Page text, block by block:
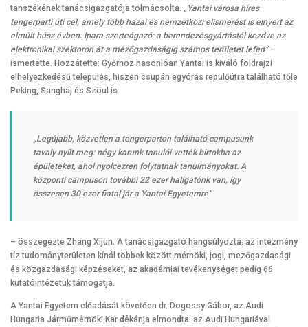
tanszékének tanácsigazgatója tolmácsolta. „Yantai városa híres
tengerparti úti cél, amely több hazai és nemzetközi elismerést is elnyert az
elmúlt húsz évben. Ipara szerteágazó: a berendezésgyártástól kezdve az
elektronikai szektoron át a mezőgazdaságig számos területet lefed”–
ismertette. Hozzátette: Győrhöz hasonlóan Yantai is kiváló földrajzi
elhelyezkedésű település, hiszen csupán egyórás repülőútra található tőle
Peking, Sanghaj és Szöul is.
„Legújabb, közvetlen a tengerparton található campusunk
tavaly nyílt meg: négy karunk tanulói vették birtokba az
épületeket, ahol nyolcezren folytatnak tanulmányokat. A
központi campuson további 22 ezer hallgatónk van, így
összesen 30 ezer fiatal jár a Yantai Egyetemre”
– összegezte Zhang Xijun. A tanácsigazgató hangsúlyozta: az intézmény
tíz tudományterületen kínál többek között mérnöki, jogi, mezőgazdasági
és közgazdasági képzéseket, az akadémiai tevékenységet pedig 66
kutatóintézetük támogatja.
A Yantai Egyetem előadását követően dr. Dogossy Gábor, az Audi
Hungaria Járműmérnöki Kar dékánja elmondta: az Audi Hungariával